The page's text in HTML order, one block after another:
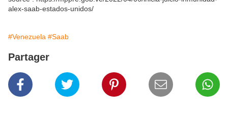
alex-saab-estados-unidos/
#Venezuela #Saab
Partager